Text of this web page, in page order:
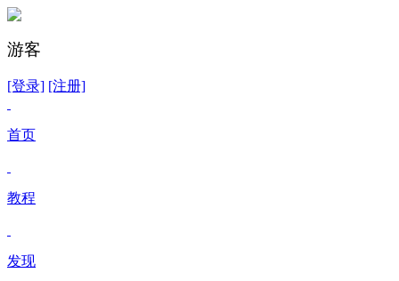
游客
[登录] [注册]
首页
教程
发现